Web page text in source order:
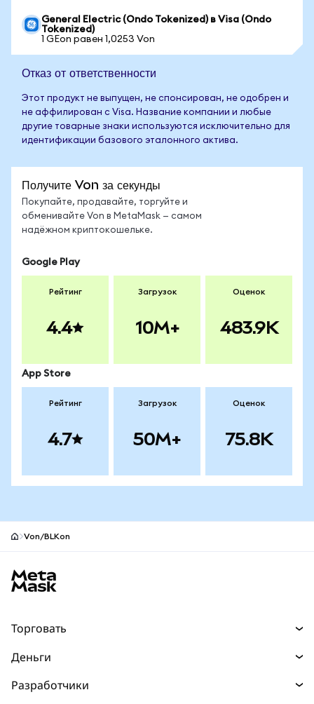
General Electric (Ondo Tokenized) в Visa (Ondo
Tokenized)
1 GEon равен 1,0253 Von
Отказ от ответственности
Этот продукт не выпущен, не спонсирован, не одобрен и
не аффилирован с Visa. Название компании и любые
другие товарные знаки используются исключительно для
идентификации базового эталонного актива.
Получите Von за секунды
Покупайте, продавайте, торгуйте и
обменивайте Von в MetaMask — самом
надёжном криптокошельке.
Google Play
Рейтинг
4.4
Загрузок
10M+
Оценок
483.9K
App Store
Рейтинг
4.7
Загрузок
50M+
Оценок
75.8K
Von/BLKon
Торговать
Прогнозы
Деньги
Разработчики